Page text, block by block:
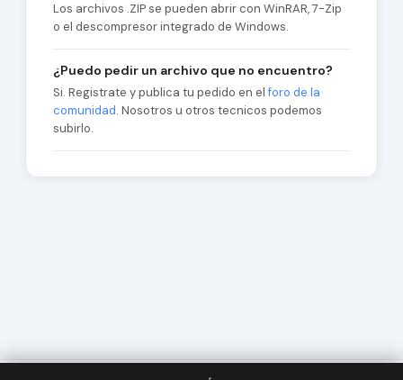
Los archivos .ZIP se pueden abrir con WinRAR, 7-Zip
o el descompresor integrado de Windows.
¿Puedo pedir un archivo que no encuentro?
Si. Registrate y publica tu pedido en elforo de la
comunidad. Nosotros u otros tecnicos podemos
subirlo.